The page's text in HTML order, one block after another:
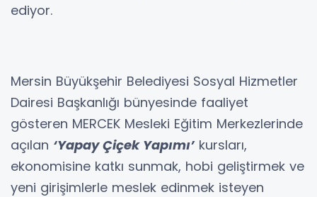
ediyor.
Mersin Büyükşehir Belediyesi Sosyal Hizmetler
Dairesi Başkanlığı bünyesinde faaliyet
gösteren MERCEK Mesleki Eğitim Merkezlerinde
açılan ‘Yapay Çiçek Yapımı’kursları,
ekonomisine katkı sunmak, hobi geliştirmek ve
yeni girişimlerle meslek edinmek isteyen